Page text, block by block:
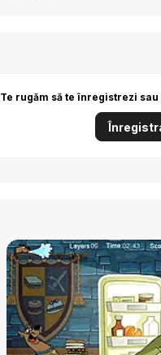
Te rugăm să te înregistrezi